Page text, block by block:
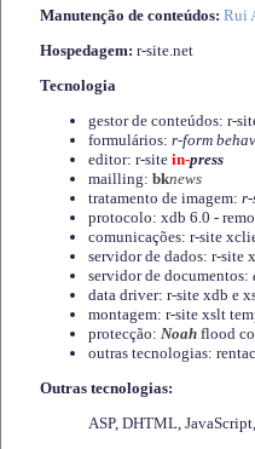
Manutenção de conteúdos: Rui
Hospedagem: r-site.net
Tecnologia
gestor de conteúdos: r-
formulários: r-form
editor: r-site in-press
mailling: bknews
tratamento de imagem: r-
protocolo: xdb 6.0 -
comunicações: r-site
servidor de dados: r-site
servidor de documentos:
data driver: r-site xdb e
montagem: r-site xslt
protecção: Noah flood
outras tecnologias:
Outras tecnologias:
ASP, DHTML,